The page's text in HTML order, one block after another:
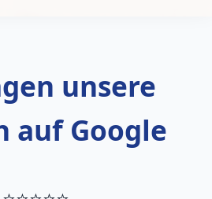
unsere
auf Google